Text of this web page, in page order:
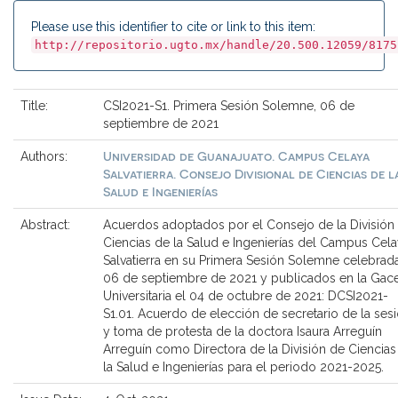
Please use this identifier to cite or link to this item:
http://repositorio.ugto.mx/handle/20.500.12059/8175
Title:
CSI2021-S1. Primera Sesión Solemne, 06 de
septiembre de 2021
Authors:
Universidad de Guanajuato. Campus Celaya
Salvatierra. Consejo Divisional de Ciencias de
Salud e Ingenierías
Abstract:
Acuerdos adoptados por el Consejo de la División
Ciencias de la Salud e Ingenierías del Campus
Salvatierra en su Primera Sesión Solemne
06 de septiembre de 2021 y publicados en la
Universitaria el 04 de octubre de 2021: DCSI2021-
S1.01. Acuerdo de elección de secretario de la
y toma de protesta de la doctora Isaura Arreguín
Arreguín como Directora de la División de
la Salud e Ingenierías para el periodo 2021-2025.